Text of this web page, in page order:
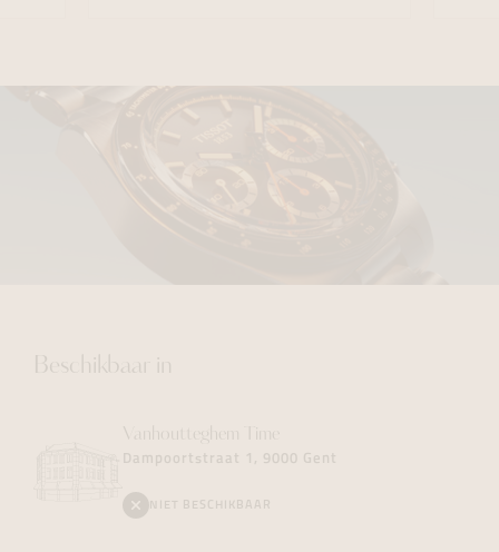
Beschikbaar in
Vanhoutteghem Time
Dampoortstraat 1, 9000 Gent
NIET BESCHIKBAAR